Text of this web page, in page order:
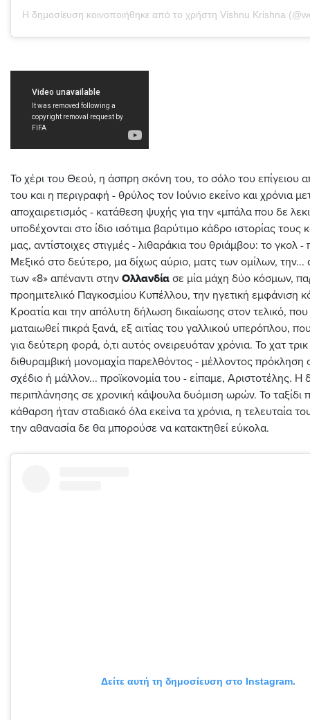
Το χέρι του Θεού, η άσπρη σκόνη του, το σόλο του επίγειου
του και η περιγραφή - θρύλος τον Ιούνιο εκείνο και χρόνια
αποχαιρετισμός - κατάθεση ψυχής για την «μπάλα που δε
υποδέχονται στο ίδιο ισότιμα βαρύτιμο κάδρο ιστορίας τους
μας, αντίστοιχες στιγμές - λιθαράκια του θριάμβου: το γκολ
Μεξικό στο δεύτερο, μα δίχως αύριο, ματς των ομίλων, την...
των «8» απέναντι στην Ολλανδία σε μία μάχη δύο κόσμων,
προημιτελικό Παγκοσμίου Κυπέλλου, την ηγετική εμφάνιση
Κροατία και την απόλυτη δήλωση δικαίωσης στον τελικό,
ματαιωθεί πικρά ξανά, εξ αιτίας του γαλλικού υπερόπλου,
για δεύτερη φορά, ό,τι αυτός ονειρευόταν χρόνια. Το χατ
διθυραμβική μονομαχία παρελθόντος - μέλλοντος πρόκληση
σχέδιο ή μάλλον... προϊκονομία του - είπαμε, Αριστοτέλης. Η
περιπλάνησης σε χρονική κάψουλα δυόμιση ωρών. Το ταξίδι
κάθαρση ήταν σταδιακό όλα εκείνα τα χρόνια, η τελευταία
την αθανασία δε θα μπορούσε να κατακτηθεί εύκολα.
Δείτε αυτή τη δημοσίευση στο Instagram.